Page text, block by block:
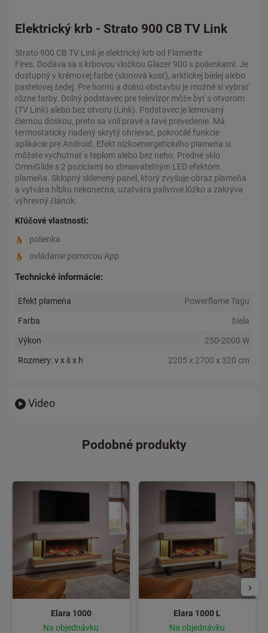
Elektrický krb - Strato 900 CB TV Link
Strato 900 CB TV Link je elektrický krb od Flamerite
Fires. Dodáva sa s krbovou vložkou Glazer 900 s polienkami. Je
dostupný v krémovej farbe (slonová kosť), arktickej bielej alebo
pastelovej šedej. Pre hornú a dolnú obstavbu je možné si vybrať
rôzne farby. Dolný podstavec pre televízor môže byť s otvorom
(TV Link) alebo bez otvoru (Link). Podstavec je lemovaný
čiernou doskou, preto sa volí pravé a ľavé prevedenie. Má
termostaticky riadený skrytý ohrievač, pokročilé funkcie
aplikácie pre Android. Efekt nízkoenergetického plameňa si
môžete vychutnať s teplom alebo bez neho. Predné sklo
OmniGlide s 2 pozíciami so stmievateľným LED efektom
plameňa. Sklopný sklenený panel, ktorý zvyšuje obraz plameňa
a vytvára hĺbku nekonečna, uzatvára palivové lôžko a zakrýva
výhrevný článok.
Kľúčové vlastnosti:
polienka
ovládanie pomocou App
Technické informácie:
Efekt plameňa Powerflame Tagu
Farba biela
Výkon 250-2000 W
Rozmery: v x š x h 2205 x 2700 x 320 cm
Video
Podobné produkty
Elara 1000
Na objednávku
Elara 1000 L
Na objednávku